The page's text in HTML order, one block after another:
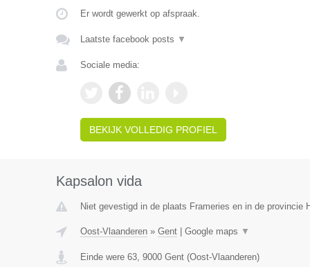
Er wordt gewerkt op afspraak.
Laatste facebook posts ▼
Sociale media:
BEKIJK VOLLEDIG PROFIEL
Kapsalon vida
Niet gevestigd in de plaats Frameries en in de provincie
Oost-Vlaanderen» Gent| Google maps ▼
Einde were 63, 9000 Gent(Oost-Vlaanderen)